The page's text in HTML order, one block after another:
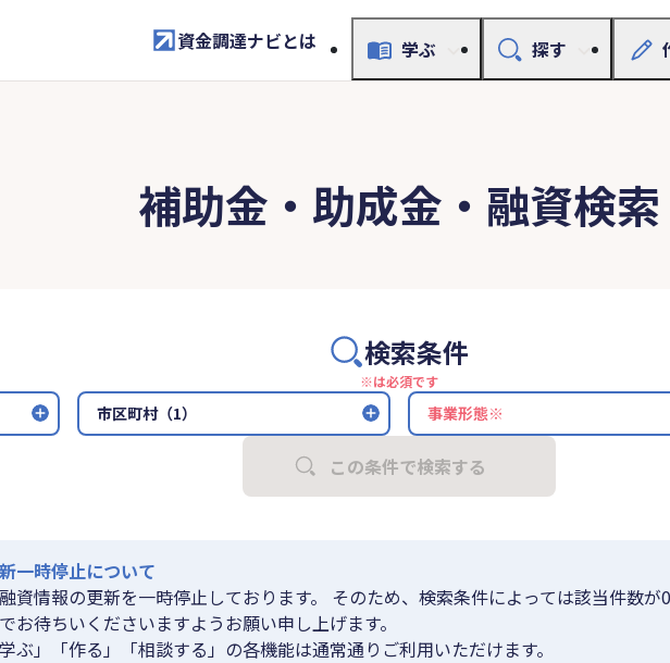
資金調達ナビとは 学ぶ 探す
補助金・助成金・融資検索
検索条件
※は必須です
市区町村（1）
この条件で検索する
一時停止について
資情報の更新を一時停止しております。 そのため、検索条件によっては該当件数
お待ちいくださいますようお願い申し上げます。
ぶ」「作る」「相談する」の各機能は通常通りご利用いただけます。